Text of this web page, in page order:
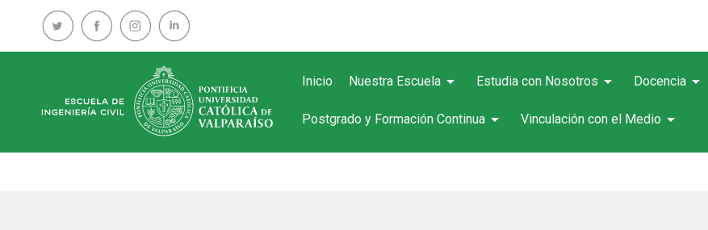
Inicio Nuestra Escuela arrow_drop_down Estudia con Nosotros arrow_drop_down Docencia arrow_drop_down
Postgrado y Formación Continua arrow_drop_down Vinculación con el Medio arrow_drop_down